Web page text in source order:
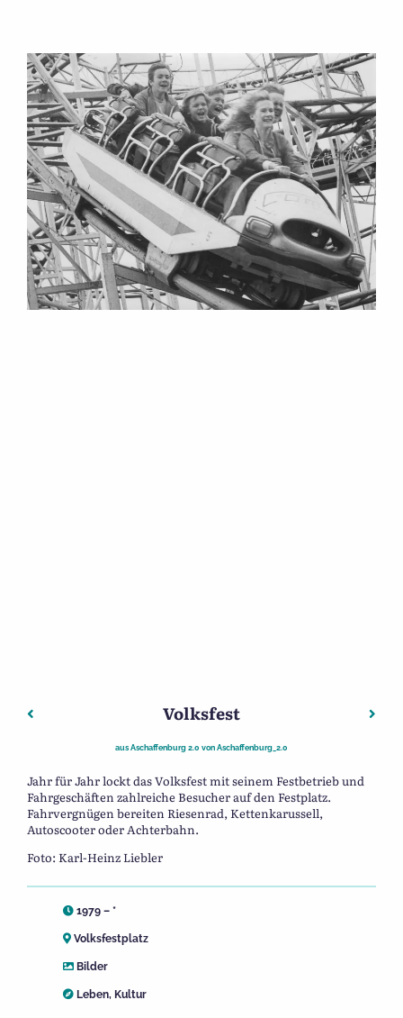
Beitragsnavigation
Vorheriger: Sonnenfinsternis
Volksfest
ausAschaffenburg 2.0 von Aschaffenburg_2.0
Jahr für Jahr lockt das Volksfest mit seinem Festbetrieb und
Fahrgeschäften zahlreiche Besucher auf den Festplatz.
Fahrvergnügen bereiten Riesenrad, Kettenkarussell,
Autoscooter oder Achterbahn.
Foto: Karl-Heinz Liebler
1979 – *
Volksfestplatz
Bilder
Leben, Kultur